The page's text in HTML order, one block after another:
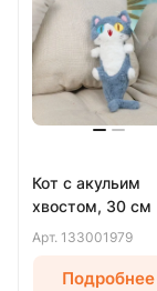
Кот с акульим
хвостом, 30 см
Арт. 133001979
Подробнее